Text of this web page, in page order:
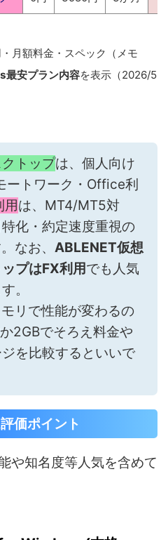
月額料金・スペック（メモ
安プラン内容を表示（2026/5
トップは、個人向け
ートワーク・Office利
用は、MT4/MT5対
化・約定速度重視の
なお、 ABLENET仮想
プはFX利用でも人気
。
リで性能が変わるの
2GBでそろえ料金や
を比較するといいで
価ポイント
や知名度等人気を含めて